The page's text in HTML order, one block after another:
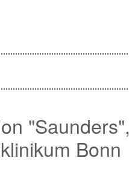
"Saunders",
Bonn